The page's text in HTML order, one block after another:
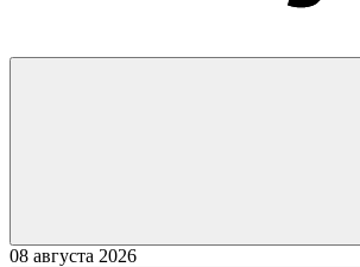
08 августа 2026